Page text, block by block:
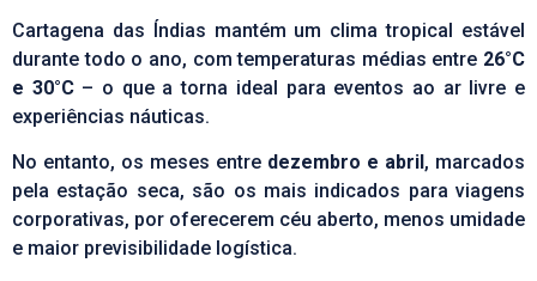
Cartagena das Índias mantém um clima tropical estável
durante todo o ano, com temperaturas médias entre 26°C
e 30°C– o que a torna ideal para eventos ao ar livre e
experiências náuticas.
No entanto, os meses entre dezembro e abril , marcados
pela estação seca, são os mais indicados para viagens
corporativas, por oferecerem céu aberto, menos umidade
e maior previsibilidade logística.